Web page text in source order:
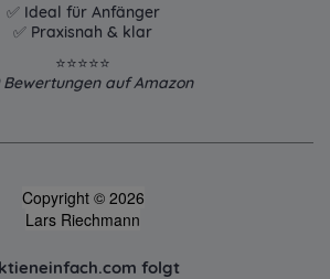
✅ Ideal für Anfänger
✅ Praxisnah & klar
⭐⭐⭐⭐⭐
Bewertungen auf Amazon
Copyright © 2026
Lars Riechmann
folgt